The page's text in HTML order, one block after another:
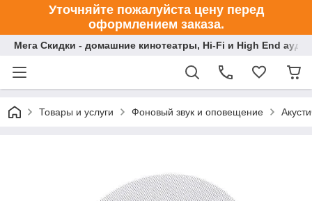
Уточняйте пожалуйста цену перед
оформлением заказа.
Мега Скидки - домашние кинотеатры, Hi-Fi и High End
Товары и услуги Фоновый звук и оповещение